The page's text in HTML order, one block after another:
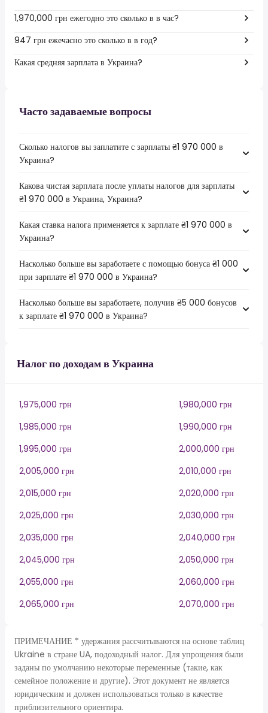
1,970,000 грн ежегодно это сколько в в час?
947 грн ежечасно это сколько в в год?
Какая средняя зарплата в Украина?
Часто задаваемые вопросы
Сколько налогов вы заплатите с зарплаты ₴1 970 000 в
Украина?
Какова чистая зарплата после уплаты налогов для зарплаты
₴1 970 000 в Украина, Украина?
Какая ставка налога применяется к зарплате ₴1 970 000 в
Украина?
Насколько больше вы заработаете с помощью бонуса ₴1 000
при зарплате ₴1 970 000 в Украина?
Насколько больше вы заработаете, получив ₴5 000 бонусов
к зарплате ₴1 970 000 в Украина?
Налог по доходам в Украина
1,975,000 грн
1,980,000 грн
1,985,000 грн
1,990,000 грн
1,995,000 грн
2,000,000 грн
2,005,000 грн
2,010,000 грн
2,015,000 грн
2,020,000 грн
2,025,000 грн
2,030,000 грн
2,035,000 грн
2,040,000 грн
2,045,000 грн
2,050,000 грн
2,055,000 грн
2,060,000 грн
2,065,000 грн
2,070,000 грн
ПРИМЕЧАНИЕ * удержания рассчитываются на основе таблиц
Ukraine в стране UA, подоходный налог. Для упрощения были
заданы по умолчанию некоторые переменные (такие, как
семейное положение и другие). Этот документ не является
юридическим и должен использоваться только в качестве
приблизительного ориентира.